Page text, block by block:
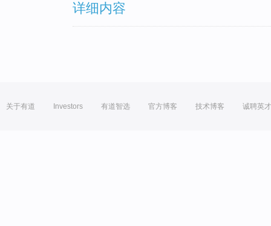
详细内容
关于有道 Investors 有道智选 官方博客 技术博客 诚聘英才